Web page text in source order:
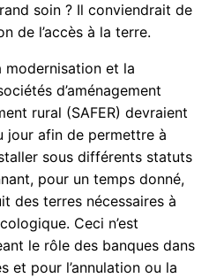
soin ? Il conviendrait de
de l’accès à la terre.
modernisation et la
d’aménagement
rural (SAFER) devraient
jour afin de permettre à
sous différents statuts
pour un temps donné,
des terres nécessaires à
Ceci n’est
le rôle des banques dans
et pour l’annulation ou la